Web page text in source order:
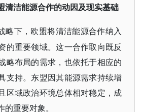
清洁能源合作的动因及现实基础
略下，欧盟将清洁能源合作纳入
的重要领域。这一合作取向既反
略布局的需求，也依托于相应的
支持。东盟因其能源需求持续增
区域政治环境总体相对稳定，成
重要对象。